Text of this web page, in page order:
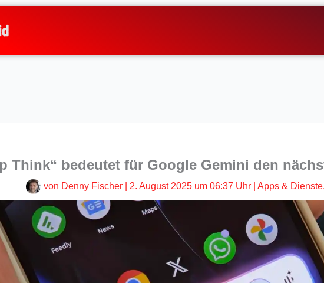
Think“ bedeutet für Google Gemini den
von Denny Fischer 2. August 2025 um 06:37 Uhr Apps & Dienste,